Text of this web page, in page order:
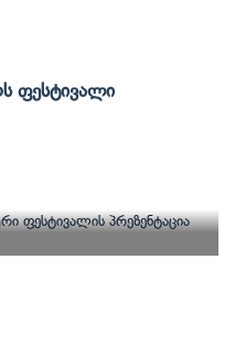
Ფესტივალი